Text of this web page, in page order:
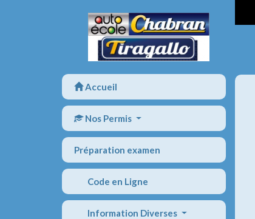
Accueil
Nos Permis
Préparation examen
Code en Ligne
Information Diverses